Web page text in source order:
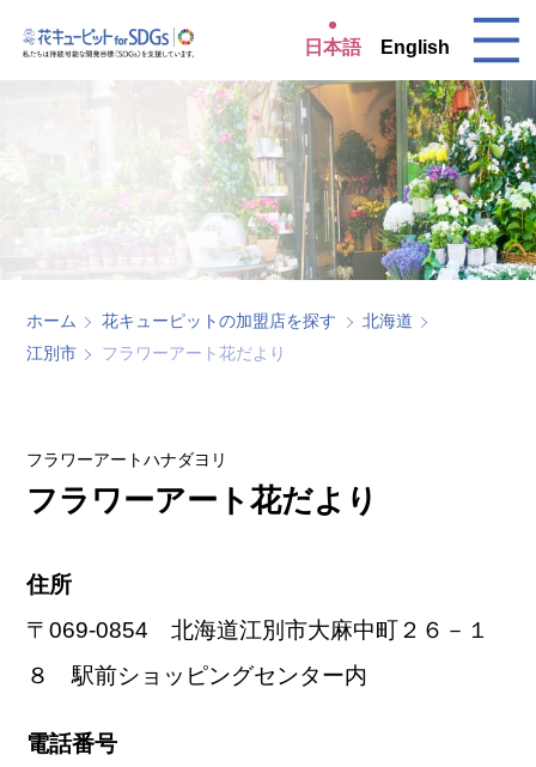
日本語 English
ホーム 花キューピットの加盟店を探す
北海道
江別市
フラワーアート花だより
フラワーアートハナダヨリ
フラワーアート花だより
住所
〒069-0854 北海道江別市大麻中町２６－１
８ 駅前ショッピングセンター内
電話番号